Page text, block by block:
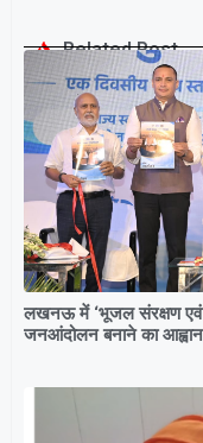
Related Post
लखनऊ में ‘भूजल संरक्षण एवं
जनआंदोलन बनाने का आह्वान